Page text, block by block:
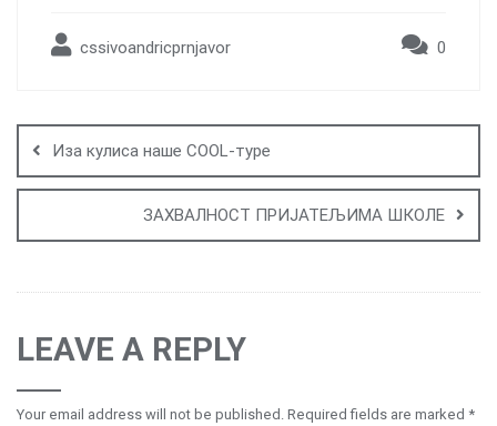
cssivoandricprnjavor 0
navigation
Иза кулиса наше COOL-туре
ЗАХВАЛНОСТ ПРИЈАТЕЉИМА ШКОЛЕ
LEAVE A REPLY
Your email address will not be published. Required fields are marked *